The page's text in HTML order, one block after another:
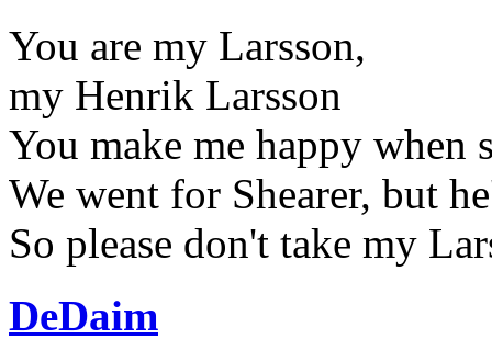
You are my Larsson,
my Henrik Larsson
You make me happy when
We went for Shearer, but
So please don't take my
DeDaim